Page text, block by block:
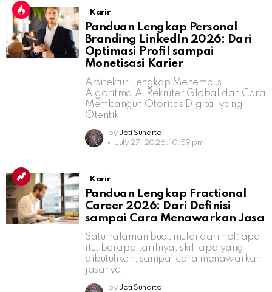
Karir
Panduan Lengkap Personal
Branding LinkedIn 2026: Dari
Optimasi Profil sampai
Monetisasi Karier
Arsitektur Lengkap Menembus
Algoritma AI Rekruter Global dan Cara
Membangun Otoritas Digital yang
Otentik
by Jati Sunarto
July 27, 2026, 10:59 pm
Karir
Panduan Lengkap Fractional
Career 2026: Dari Definisi
sampai Cara Menawarkan Jasa
Satu halaman buat mulai dari nol: apa
itu, berapa tarifnya, skill apa yang
dibutuhkan, sampai cara menawarkan
jasanya.
by Jati Sunarto